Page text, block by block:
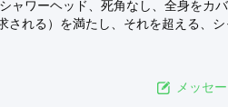
ャワーヘッド、死角なし、全身をカ
れる）を満たし、それを超える、シ
メッセ